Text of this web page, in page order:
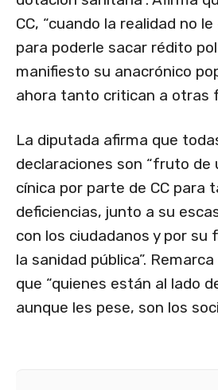
CC, “cuando la realidad no
para poderle sacar rédito
manifiesto su anacrónico
ahora tanto critican a otras
La diputada afirma que
declaraciones son “fruto de
cínica por parte de CC para
deficiencias, junto a su
con los ciudadanos y por su
la sanidad pública”.
que “quienes están al lado
aunque les pese, son los